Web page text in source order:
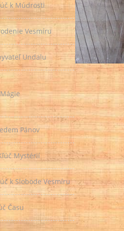
k Múdrosti
Vesmíru
Undalu
Pánov
Mystérií
k Slobode Vesmíru
Času